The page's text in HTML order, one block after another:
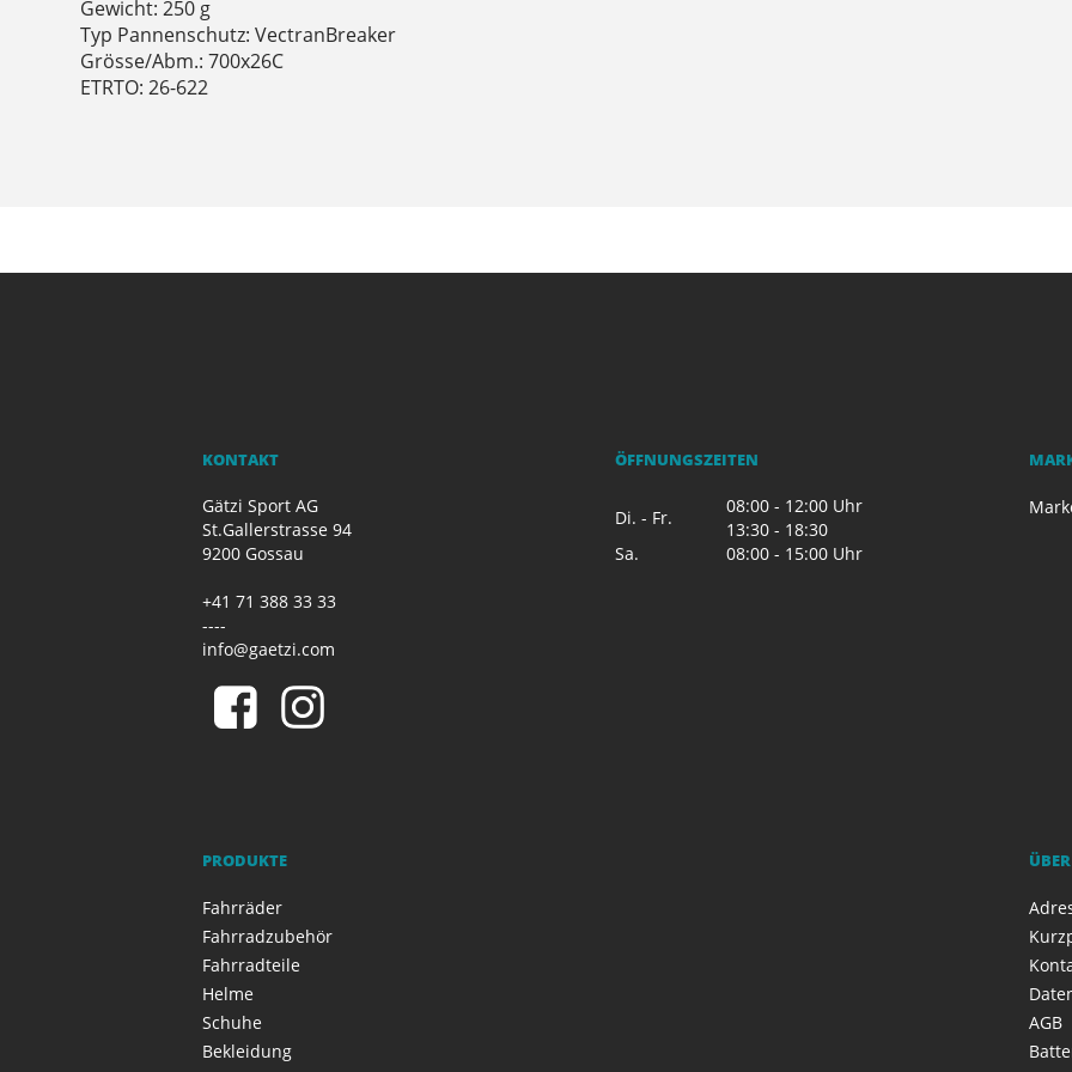
Gewicht: 250 g
Typ Pannenschutz: VectranBreaker
Grösse/Abm.: 700x26C
ETRTO: 26-622
KONTAKT
Gätzi Sport AG
St.Gallerstrasse 94
9200 Gossau
+41 71 388 33 33
----
info@gaetzi.com
ÖFFNUNGSZEITEN
Di. - Fr.
08:00 - 12:00 Uhr
13:30 - 18:30
Sa.
08:00 - 15:00 Uhr
PRODUKTE
Fahrräder
Fahrradzubehör
Fahrradteile
Helme
Schuhe
Bekleidung
AGB